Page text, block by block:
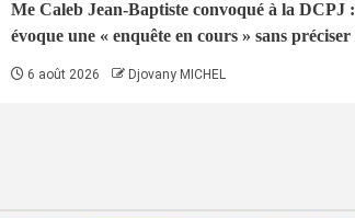
Me Caleb Jean-Baptiste convoqué à la DCPJ
évoque une « enquête en cours » sans
6 août 2026 Djovany MICHEL